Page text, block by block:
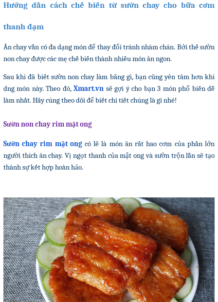
Hướng dẫn cách chế biến từ sườn chay cho bữa cơm
thanh đạm
Ăn chay vẫn có đa dạng món để thay đổi tránh nhàm chán. Bởi thế sườn
non chay được các mẹ chế biến thành nhiều món ăn ngon.
Sau khi đã biết sườn non chay làm bằng gì, bạn cũng yên tâm hơn khi
dng món này. Theo đó,Xmart.vn sẽ gợi ý cho bạn 3 món phổ biến dễ
làm nhất. Hãy cùng theo dõi để biết chi tiết chúng là gì nhé!
Sườn non chay rim mật ong
Sườn chay rim mật ongcó lẽ là món ăn rất hao cơm của phần lớn
người thích ăn chay. Vị ngọt thanh của mật ong và sườn trộn lẫn sẽ tạo
thành sự kết hợp hoàn hảo.